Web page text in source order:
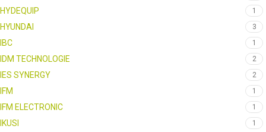
HYDEQUIP 1
HYUNDAI 3
IBC 1
IDM TECHNOLOGIE 2
IES SYNERGY 2
IFM 1
IFM ELECTRONIC 1
IKUSI 1